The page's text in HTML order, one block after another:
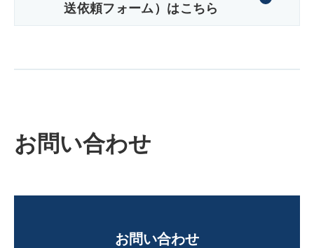
送依頼フォーム）はこちら
お問い合わせ
お問い合わせ